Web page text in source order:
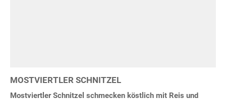
MOSTVIERTLER SCHNITZEL
Mostviertler Schnitzel schmecken köstlich mit Reis und